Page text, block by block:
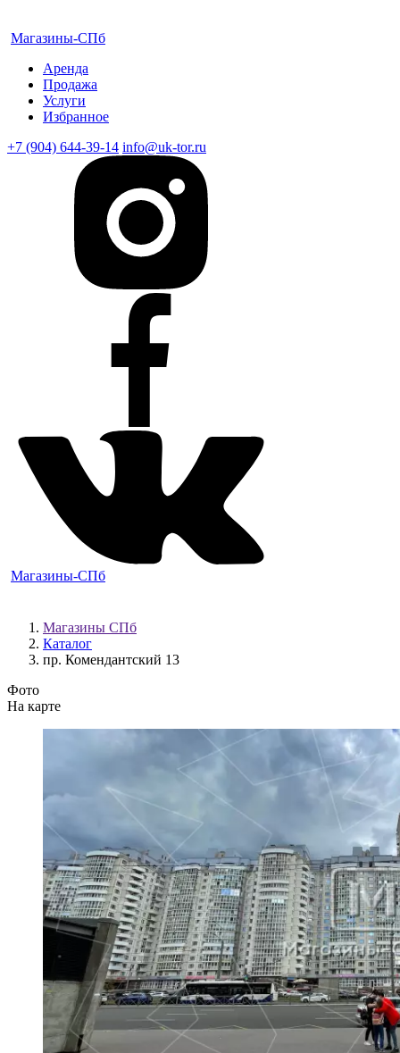
Магазины-СПб
Аренда
Продажа
Услуги
Избранное
+7 (904) 644-39-14 info@uk-tor.ru
Магазины-СПб
Магазины СПб
Каталог
пр. Комендантский 13
Фото
На карте